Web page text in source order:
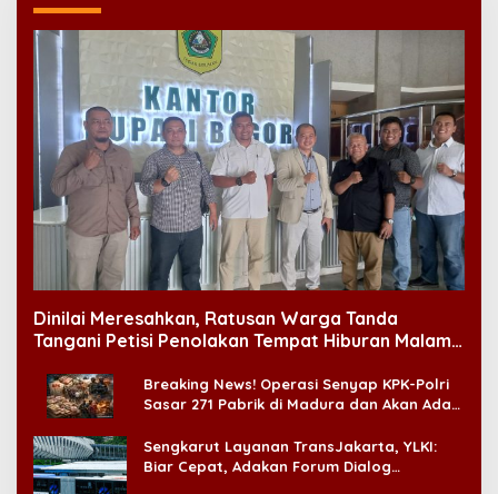
Dinilai Meresahkan, Ratusan Warga Tanda
Tangani Petisi Penolakan Tempat Hiburan Malam
Breaking News! Operasi Senyap KPK-Polri
Sasar 271 Pabrik di Madura dan Akan Ada
Sengkarut Layanan TransJakarta, YLKI:
Biar Cepat, Adakan Forum Dialog